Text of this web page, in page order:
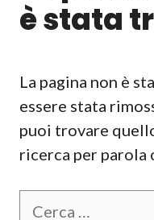
è stata
La pagina non è
essere stata
puoi trovare
ricerca per parola
Ricerca